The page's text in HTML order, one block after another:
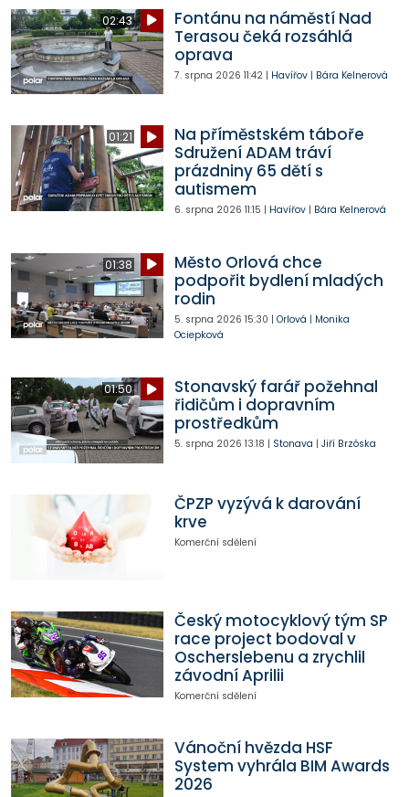
02:43
Fontánu na náměstí Nad
Terasou čeká rozsáhlá
oprava
7. srpna 2026 11:42| Havířov| Bára Kelnerová
01:21
Na příměstském táboře
Sdružení ADAM tráví
prázdniny 65 dětí s
autismem
6. srpna 2026 11:15 | Havířov| Bára Kelnerová
01:38
Město Orlová chce
podpořit bydlení mladých
rodin
5. srpna 2026 15:30 | Orlová | Monika
Ociepková
01:50
Stonavský farář požehnal
řidičům i dopravním
prostředkům
5. srpna 2026 13:18 | Stonava | Jiří Brzóska
ČPZP vyzývá k darování
krve
Komerční sdělení
Český motocyklový tým SP
race project bodoval v
Oscherslebenu a zrychlil
závodní Aprilii
Komerční sdělení
Vánoční hvězda HSF
System vyhrála BIM Awards
2026